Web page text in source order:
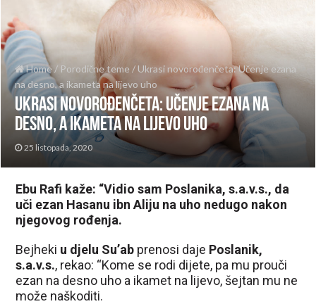
Home / Porodične teme /Ukrasi novorođenčeta: Učenje ezana
na desno, a ikameta na lijevo uho
Ukrasi novorođenčeta: Učenje ezana na
desno, a ikameta na lijevo uho
25 listopada, 2020
Ebu Rafi kaže: “Vidio sam Poslanika, s.a.v.s., da
uči ezan Hasanu ibn Aliju na uho nedugo nakon
njegovog rođenja.
Bejheki u djelu Su’ab prenosi daje Poslanik,
s.a.v.s., rekao: “Kome se rodi dijete, pa mu prouči
ezan na desno uho a ikamet na lijevo, šejtan mu ne
može naškoditi.